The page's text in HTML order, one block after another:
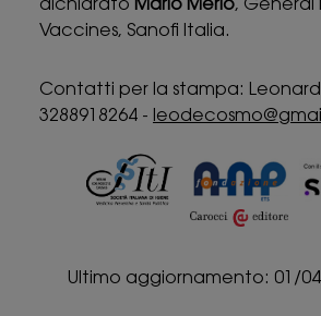
dichiarato Mario Merlo, General
Vaccines, Sanofi Italia.
Contatti per la stampa:
3288918264 -
Ultimo aggiornamento: 01/